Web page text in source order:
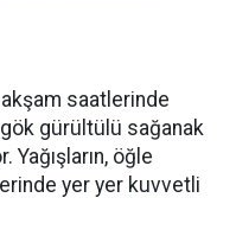
saatlerinde
gürültülü sağanak
Yağışların, öğle
yer yer kuvvetli